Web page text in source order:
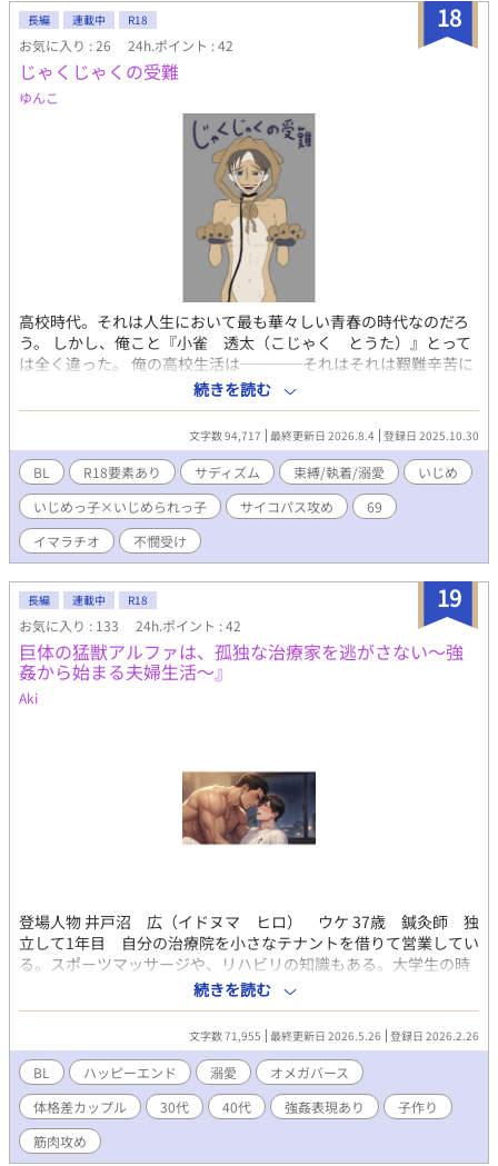
18
長編 連載中 R18
お気に入り : 26 24h.ポイント : 42
じゃくじゃくの受難
ゆんこ
高校時代。それは人生において最も華々しい青春の時代なのだろ
う。 しかし、俺こと『小雀 透太（こじゃく とうた）』とって
は全く違った。 俺の高校生活は────それはそれは艱難辛苦に
満ちた３年間だった。 その元凶は、１人の男だった。 ようやく迎
えた卒業式。俺はその男に呼び出され………？ ※イジメの描写が
続きを読む
文字数 94,717 最終更新日 2026.8.4 登録日 2025.10.30
BL R18要素あり サディズム 束縛/執着/溺愛
いじめ
いじめっ子×いじめられっ子
サイコパス攻め
69
イマラチオ
不憫受け
19
長編 連載中 R18
お気に入り : 133 24h.ポイント : 42
巨体の猛獣アルファは、孤独な治療家を逃がさない～強
姦から始まる夫婦生活～』
Aki
登場人物 井戸沼 広（イドヌマ ヒロ） ウケ 37歳 鍼灸師 独
立して1年目 自分の治療院を小さなテナントを借りて営業してい
る。スポーツマッサージや、リハビリの知識もある。大学生の時
にノンケに恋して振られて以来、一人の方が好きだなと気づきの
んびり一人を謳歌している。MBTIはISFP 身長177cm 体重69kg 定
期的にトレーニングをしていてしまった身体をしている。紹介で
きた患者、鷹也に迫られる。鷹也ことはかっこいいなと思いつ
つ、俺なんかに迫るわけないよなと一線を引く。接触の多い人な
んだなくらいにすませて鷹也の気持ちに鈍感。ある日、鷹也から
告白され押し倒されて最後までされてしまうことにより鷹也を意
識し始める。 大井 鷹也（オオイ タカヤ） タチ 40歳 ボディ
ビルダー パーソナルトレーナー券プロボディビル選手として大
続きを読む
文字数 71,955 最終更新日 2026.5.26 登録日 2026.2.26
BL ハッピーエンド 溺愛
オメガバース
体格差カップル
30代 40代 強姦表現あり
子作り
筋肉攻め